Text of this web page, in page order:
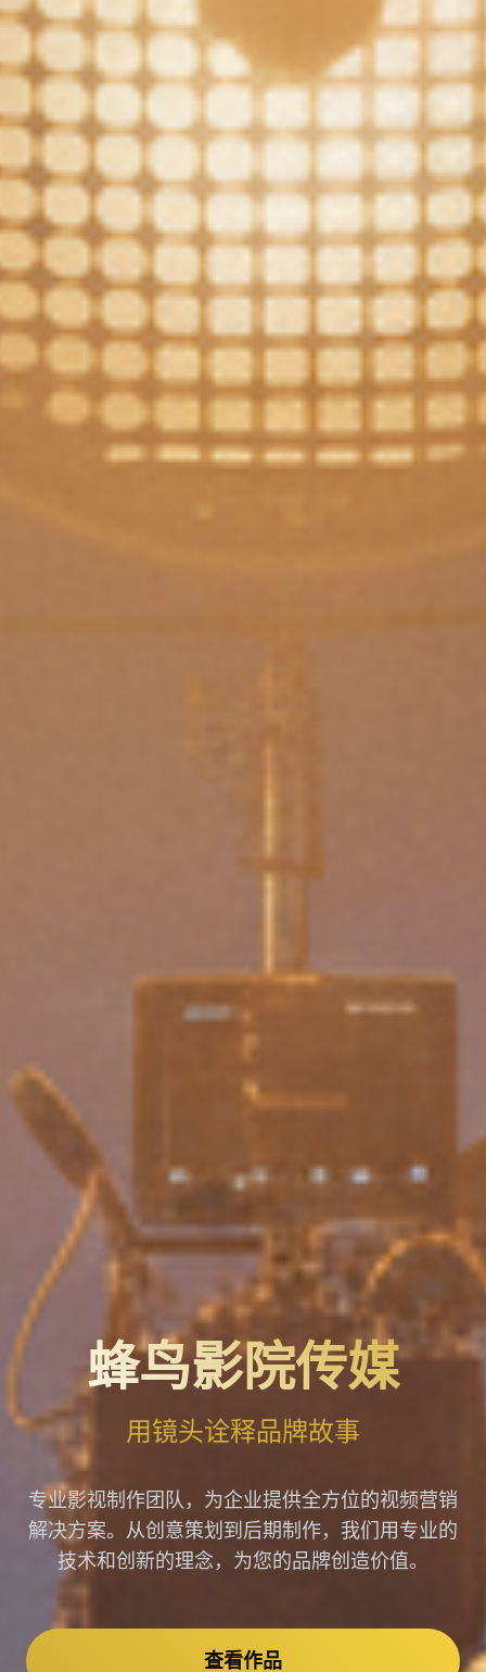
蜂鸟影院传媒
用镜头诠释品牌故事
专业影视制作团队，为企业提供全方位的视频营销
解决方案。从创意策划到后期制作，我们用专业的
技术和创新的理念，为您的品牌创造价值。
查看作品